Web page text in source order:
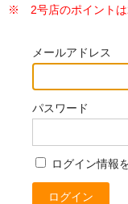
★施工用具（補助
カーラッピング
スキージー/ス
※ 2号店のポイントは
メールアドレス
パスワード
ログイン情報